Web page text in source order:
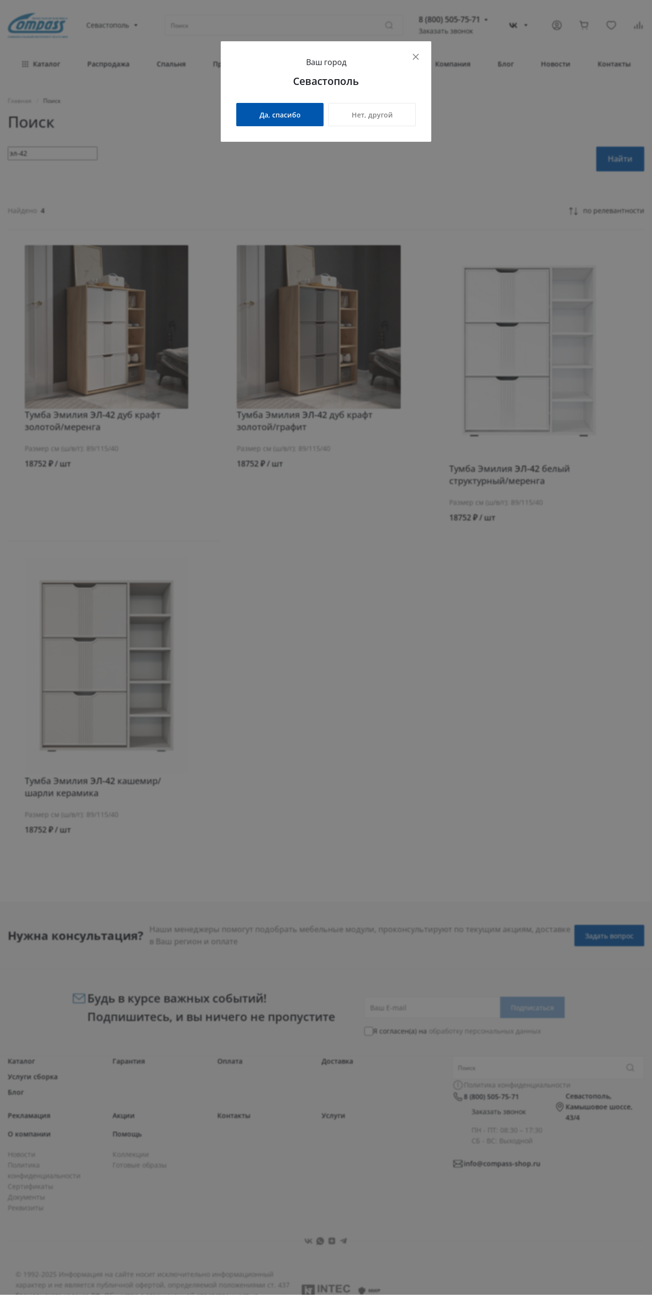
МЕБЕЛЬНАЯ ФАБРИКА
ОФИЦИАЛЬНЫЙ ИНТЕРНЕТ-МАГАЗИН
Севастополь
8 (800) 505-75-71
Севастополь
Заказать звонок
Каталог Распродажа Спальня Прихожая Гостиная Детская Компания Блог Новости Контакты
Главная Поиск
Поиск
Найти
Найдено 4 по релевантности
Тумба Эмилия ЭЛ-42 дуб крафт
золотой/меренга
Размер см (ш/в/г): 89/115/40
18752 ₽ / шт
Тумба Эмилия ЭЛ-42 дуб крафт
золотой/графит
Размер см (ш/в/г): 89/115/40
18752 ₽ / шт Тумба Эмилия ЭЛ-42белый
структурный/меренга
Размер см (ш/в/г): 89/115/40
18752 ₽ / шт
Тумба Эмилия ЭЛ-42 кашемир/
шарли керамика
Размер см (ш/в/г): 89/115/40
18752 ₽ / шт
Нужна консультация?
Наши менеджеры помогут подобрать мебельные модули, проконсультируют по текущим акциям, доставке
в Ваш регион и оплате
Задать вопрос
Будь в курсе важных событий!
Подпишитесь, и вы ничего не пропустите
Подписаться
Я согласен(а) на обработку персональных данных
Каталог
Услуги сборка
Блог
Гарантия Оплата Доставка
Рекламация Акции Контакты
Услуги
О компании
Новости
Политика
конфиденциальности
Сертификаты
Документы
Реквизиты
Помощь
Коллекции
Готовые образы
Политика конфиденциальности
8 (800) 505-75-71
Заказать звонок
ПН - ПТ: 08:30 – 17:30
СБ - ВС: Выходной
Севастополь,
Камышовое шоссе,
43/4
info@compass-shop.ru
© 1992-2025 Информация на сайте носит исключительно информационный
характер и не является публичной офертой, определяемой положениями ст. 437
Гражданского кодекса РФ. Общество с ограниченной ответственностью
Ваш город
Севастополь
Да, спасибо Нет, другой